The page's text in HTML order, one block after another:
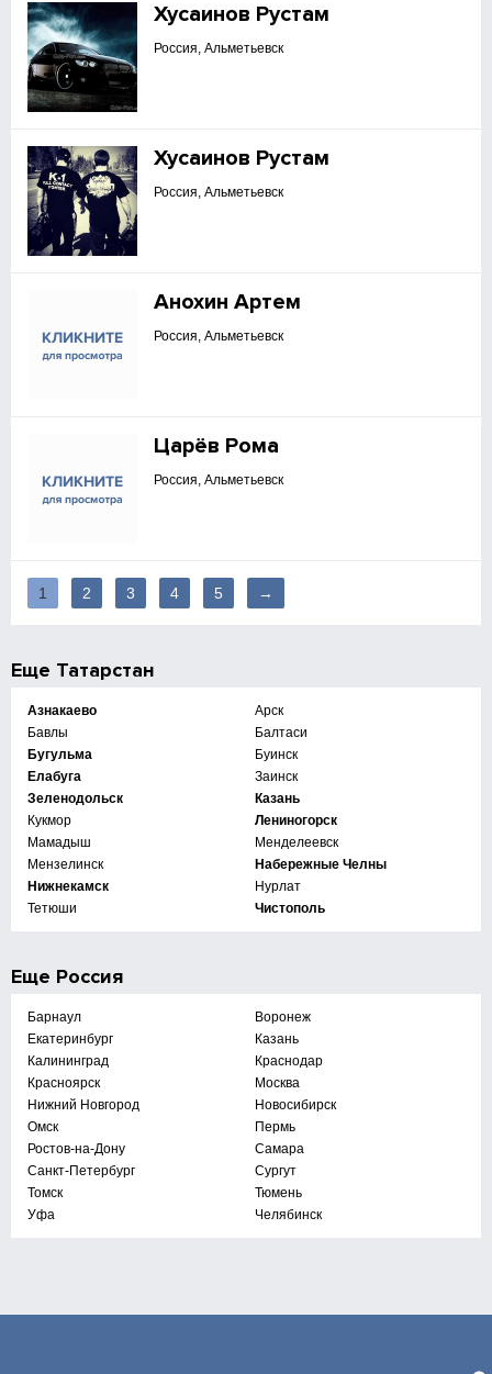
Хусаинов Рустам
Россия, Альметьевск
Хусаинов Рустам
Россия, Альметьевск
Анохин Артем
Россия, Альметьевск
Царёв Рома
Россия, Альметьевск
1 2 3 4 5 →
Еще Татарстан
Азнакаево
Арск
Бавлы
Балтаси
Бугульма
Буинск
Елабуга
Заинск
Зеленодольск
Казань
Кукмор
Лениногорск
Мамадыш
Менделеевск
Мензелинск
Набережные Челны
Нижнекамск
Нурлат
Тетюши
Чистополь
Еще Россия
Барнаул
Воронеж
Екатеринбург
Казань
Калининград
Краснодар
Красноярск
Москва
Нижний Новгород
Новосибирск
Омск
Пермь
Ростов-на-Дону
Самара
Санкт-Петербург
Сургут
Томск
Тюмень
Уфа
Челябинск